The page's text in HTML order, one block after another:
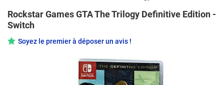
Rockstar Games GTA The Trilogy Definitive Edition -
Switch
Soyez le premier à déposer un avis !